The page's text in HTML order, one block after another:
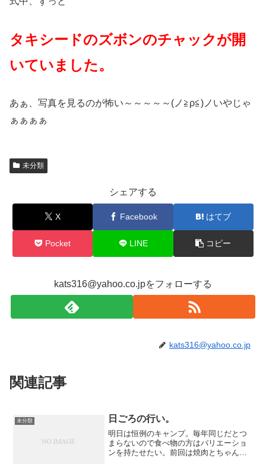
タキシードのズボンのチャックが開
いていました。
あぁ、写真を見るのが怖い～～～～～(ノ≧ρ≦)ノいやじゃ
ぁぁぁぁ
未分類
シェアする
X Facebook はてブ
Pocket LINE コピー
kats316@yahoo.co.jpをフォローする
kats316@yahoo.co.jp
関連記事
未分類 日ごろの行い。
明日は恒例のキャンプ。毎年同じだとつ
まらないので食べ物の方はバリエーショ
ンを持たせたい。前回は焼肉とちゃんち